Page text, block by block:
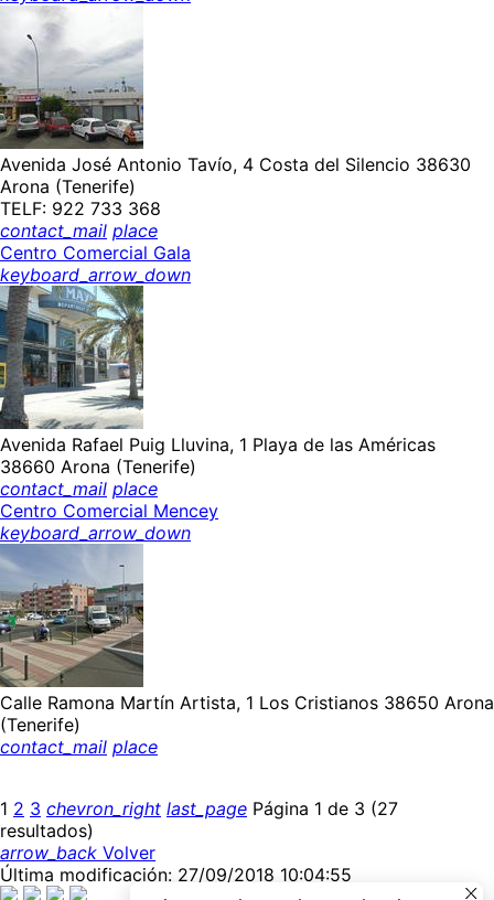
Avenida José Antonio Tavío, 4 Costa del Silencio 38630
Arona (Tenerife)
TELF: 922 733 368
contact_mail place
Centro Comercial Gala
keyboard_arrow_down
Avenida Rafael Puig Lluvina, 1 Playa de las Américas
38660 Arona (Tenerife)
contact_mail place
Centro Comercial Mencey
keyboard_arrow_down
Calle Ramona Martín Artista, 1 Los Cristianos 38650 Arona
(Tenerife)
contact_mail place
1 2 3 chevron_right last_page Página 1 de 3 (27
resultados)
arrow_back Volver
Última modificación: 27/09/2018 10:04:55